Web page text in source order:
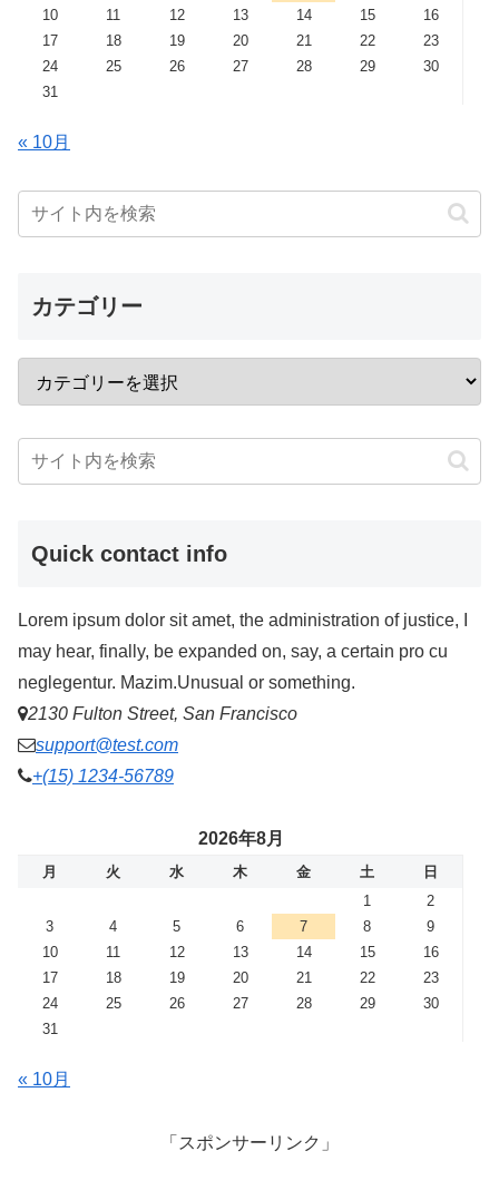
10
11 12 13 14 15
16
17
18 19 20 21 22
23
24
25 26 27 28 29
30
31
« 10月
カテゴリー
Quick contact info
Lorem ipsum dolor sit amet, the administration of justice, I
may hear, finally, be expanded on, say, a certain pro cu
neglegentur. Mazim.Unusual or something.
2130 Fulton Street, San Francisco
support@test.com
+(15) 1234-56789
2026年8月
月 火 水 木 金 土
日
1
2
3
4 5 6 7 8
9
10
11 12 13 14 15
16
17
18 19 20 21 22
23
24
25 26 27 28 29
30
31
« 10月
「スポンサーリンク」